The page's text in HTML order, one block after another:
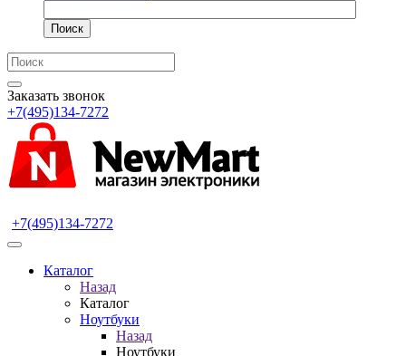
Поиск
Заказать звонок
+7(495)134-7272
+7(495)134-7272
Каталог
Назад
Каталог
Ноутбуки
Назад
Ноутбуки